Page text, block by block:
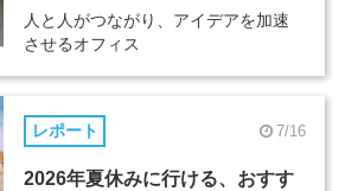
人と人がつながり、アイデアを加速
させるオフィス
レポート 7/16
2026年夏休みに行ける、おすす